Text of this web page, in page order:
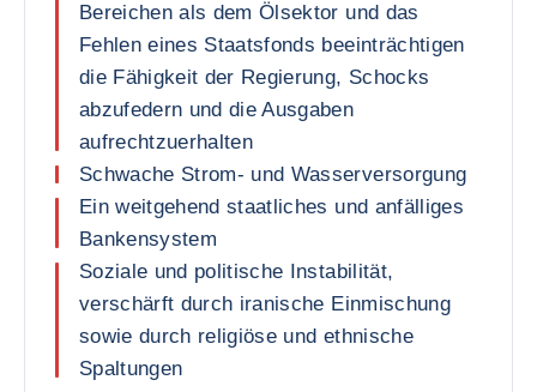
Bereichen als dem Ölsektor und das
Fehlen eines Staatsfonds beeinträchtigen
die Fähigkeit der Regierung, Schocks
abzufedern und die Ausgaben
aufrechtzuerhalten
Schwache Strom- und Wasserversorgung
Ein weitgehend staatliches und anfälliges
Bankensystem
Soziale und politische Instabilität,
verschärft durch iranische Einmischung
sowie durch religiöse und ethnische
Spaltungen